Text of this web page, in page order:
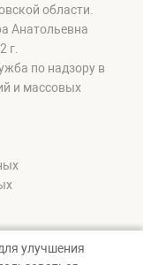
области.
Анатольевна
г.
по надзору в
и массовых
улучшения